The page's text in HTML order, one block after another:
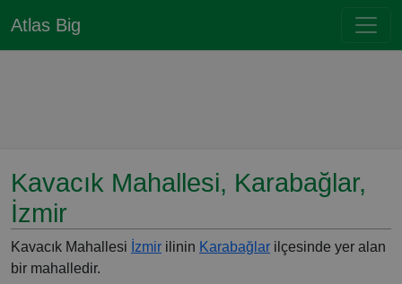
Atlas Big
Kavacık Mahallesi, Karabağlar,
İzmir
Kavacık Mahallesi İzmir ilinin Karabağlar ilçesinde yer alan
bir mahalledir.